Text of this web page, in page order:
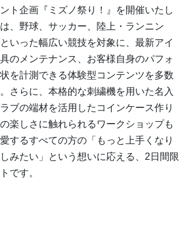
ト企画『ミズノ祭り！』を開催いたし
、野球、サッカー、陸上・ランニン
いった幅広い競技を対象に、最新アイ
のメンテナンス、お客様自身のパフォ
を計測できる体験型コンテンツを多数
さらに、本格的な刺繍機を用いた名入
ブの端材を活用したコインケース作り
楽しさに触れられるワークショップも
するすべての方の「もっと上手くなり
みたい」という想いに応える、2日間限
です。